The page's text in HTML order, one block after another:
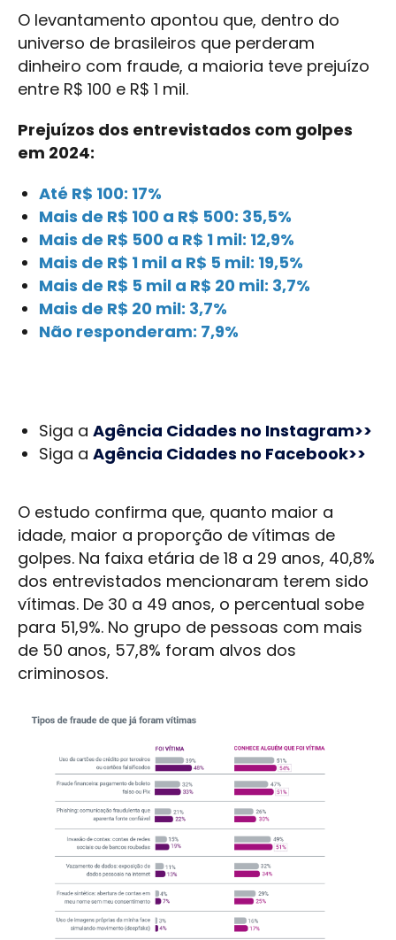
O levantamento apontou que, dentro do
universo de brasileiros que perderam
dinheiro com fraude, a maioria teve prejuízo
entre R$ 100 e R$ 1 mil.
Prejuízos dos entrevistados com golpes
em 2024:
Até R$ 100: 17%
Mais de R$ 100 a R$ 500: 35,5%
Mais de R$ 500 a R$ 1 mil: 12,9%
Mais de R$ 1 mil a R$ 5 mil: 19,5%
Mais de R$ 5 mil a R$ 20 mil: 3,7%
Mais de R$ 20 mil: 3,7%
Não responderam: 7,9%
Siga a Agência Cidades no Instagram>>
Siga a Agência Cidades no Facebook>>
O estudo confirma que, quanto maior a
idade, maior a proporção de vítimas de
golpes. Na faixa etária de 18 a 29 anos, 40,8%
dos entrevistados mencionaram terem sido
vítimas. De 30 a 49 anos, o percentual sobe
para 51,9%. No grupo de pessoas com mais
de 50 anos, 57,8% foram alvos dos
criminosos.